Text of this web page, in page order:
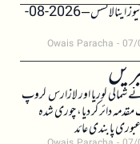
ڈیلی کرپٹو نیوز اینالائسس – 2026-08-
Owais Paracha 07/
شمالی کوریا اور لازارس گروپ
دائر کر دیا، چوری شدہ
پابندی عائد